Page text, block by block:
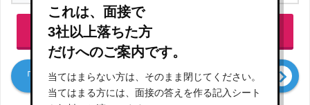
「ソラフィット」公式サイトで詳細を見る
「株式会社ソラスト」の口コミ・評判
これは、面接で
3社以上落ちた方
だけへのご案内です。
当てはまらない方は、そのまま閉じてください。
当てはまる方には、面接の答えを作る記入シート